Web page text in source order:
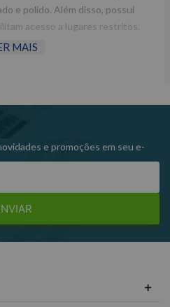
e polido. Além disso, possui
acesso a lugares restritos.
MAIS
e promoções em seu e-